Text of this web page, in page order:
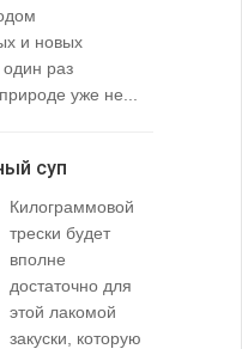
и новых
один раз
уже не...
суп
Килограммовой
трески будет
вполне
достаточно для
этой лакомой
закуски, которую